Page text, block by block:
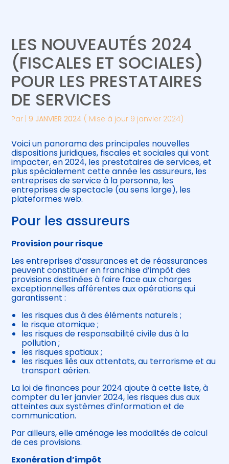
Gérer votre quotidien
Piloter votre entreprise
Développer votre entreprise
Être prêt pour la facturation
électronique
Suivre votre comptabilité
Gérer vos ressources humaines
LES NOUVEAUTÉS 2024
(FISCALES ET SOCIALES)
POUR LES PRESTATAIRES
DE SERVICES
Par |9 JANVIER 2024 ( Mise à jour 9 janvier 2024)
Voici un panorama des principales nouvelles
dispositions juridiques, fiscales et sociales qui vont
impacter, en 2024, les prestataires de services, et
plus spécialement cette année les assureurs, les
entreprises de service à la personne, les
entreprises de spectacle (au sens large), les
plateformes web.
Pour les assureurs
Provision pour risque
Les entreprises d’assurances et de réassurances
peuvent constituer en franchise d’impôt des
provisions destinées à faire face aux charges
exceptionnelles afférentes aux opérations qui
garantissent :
les risques dus à des éléments naturels ;
le risque atomique ;
les risques de responsabilité civile dus à la
pollution ;
les risques spatiaux ;
les risques liés aux attentats, au terrorisme et au
transport aérien.
La loi de finances pour 2024 ajoute à cette liste, à
compter du 1er janvier 2024, les risques dus aux
atteintes aux systèmes d’information et de
communication.
Par ailleurs, elle aménage les modalités de calcul
de ces provisions.
Exonération d’impôt